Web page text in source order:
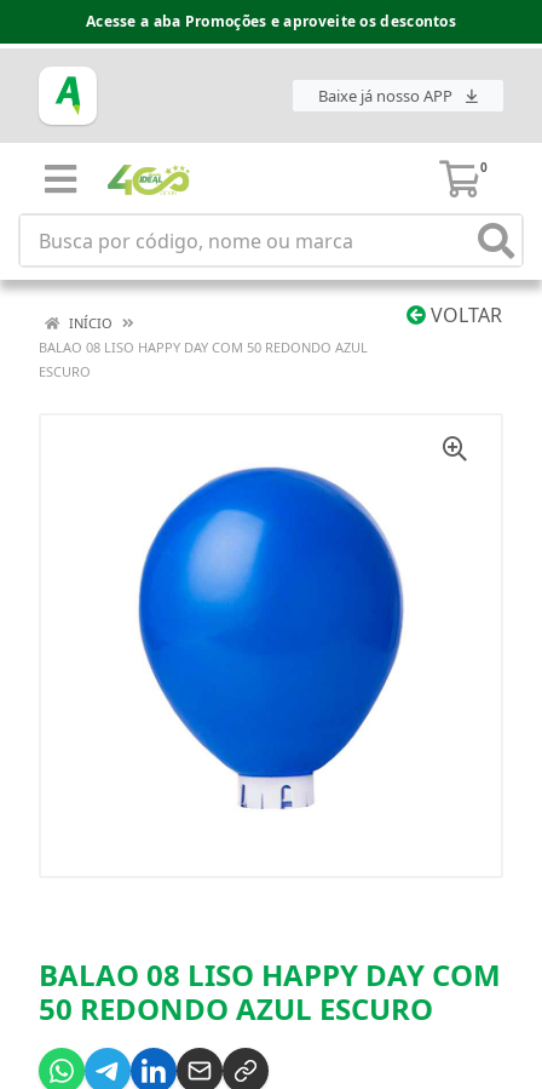
Acesse a aba Promoções e aproveite os descontos
Baixe já nosso APP
0
VOLTAR
INÍCIO
BALAO 08 LISO HAPPY DAY COM 50 REDONDO AZUL
ESCURO
BALAO 08 LISO HAPPY DAY COM
50 REDONDO AZUL ESCURO